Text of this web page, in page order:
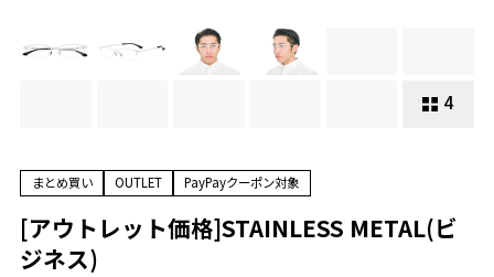
4
まとめ買い OUTLET PayPayクーポン対象
[アウトレット価格]STAINLESS METAL(ビ
ジネス)